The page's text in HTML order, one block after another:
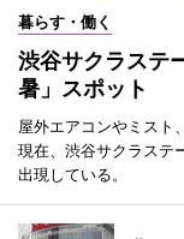
暮らす・働く
渋谷サクラステ
暑」スポット
屋外エアコンやミスト
現在、渋谷サクラステ
出現している。